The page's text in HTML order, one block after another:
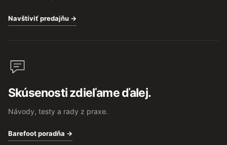
Navštíviť predajňu →
Skúsenosti zdieľame ďalej.
Návody, testy a rady z praxe.
Barefoot poradňa →